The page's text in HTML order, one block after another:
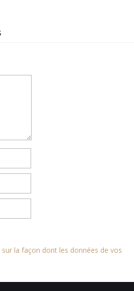
sur la façon dont les données de vos